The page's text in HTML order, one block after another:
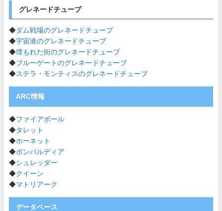
グレネードチューブ
◆ダム戦場のグレネードチューブ
◆宇宙港のグレネードチューブ
◆埋もれた街のグレネードチューブ
◆ブルーゲートのグレネードチューブ
◆ステラ・モンティスのグレネードチューブ
ARC情報
◆ファイアボール
◆タレット
◆ホーネット
◆ボンバルディア
◆シュレッダー
◆クイーン
◆マトリアーク
データベース